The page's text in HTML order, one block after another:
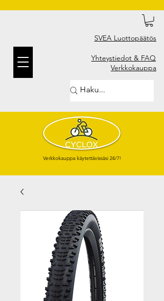
SVEA Luottopäätös
Yhteystiedot & FAQ
Verkkokauppa
Verkkokauppa käytettävissäsi 24/7!